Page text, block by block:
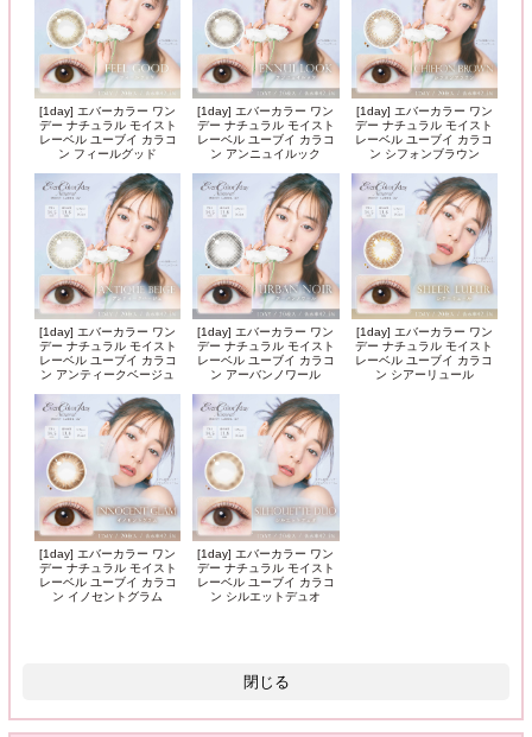
[1day] エバーカラー ワン
デー ナチュラル モイスト
レーベル ユーブイ カラコ
ン フィールグッド
[1day] エバーカラー ワン
デー ナチュラル モイスト
レーベル ユーブイ カラコ
ン アンニュイルック
[1day] エバーカラー ワン
デー ナチュラル モイスト
レーベル ユーブイ カラコ
ン シフォンブラウン
[1day] エバーカラー ワン
デー ナチュラル モイスト
レーベル ユーブイ カラコ
ン アンティークベージュ
[1day] エバーカラー ワン
デー ナチュラル モイスト
レーベル ユーブイ カラコ
ン アーバンノワール
[1day] エバーカラー ワン
デー ナチュラル モイスト
レーベル ユーブイ カラコ
ン シアーリュール
[1day] エバーカラー ワン
デー ナチュラル モイスト
レーベル ユーブイ カラコ
ン イノセントグラム
[1day] エバーカラー ワン
デー ナチュラル モイスト
レーベル ユーブイ カラコ
ン シルエットデュオ
閉じる